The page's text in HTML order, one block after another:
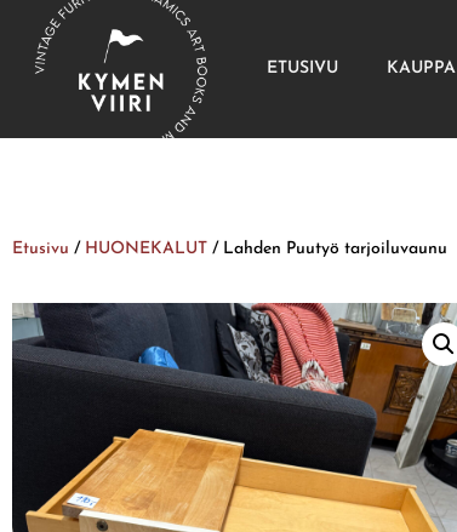
ETUSIVU KAUPPA
Etusivu / HUONEKALUT / Lahden Puutyö tarjoiluvaunu